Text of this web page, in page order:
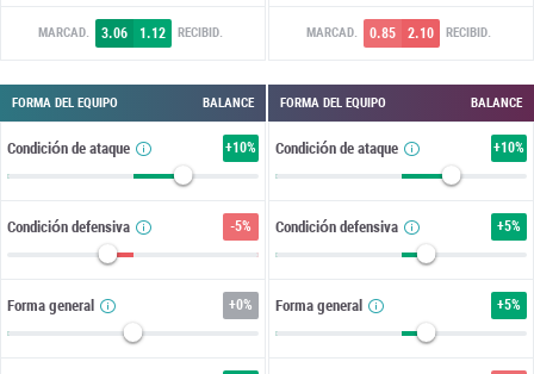
MARCAD. 3.06 1.12 RECIBID.
FORMA DEL EQUIPO BALANCE
Condición de ataque +10%
Condición defensiva -5%
Forma general +0%
MARCAD. 0.85 2.10 RECIBID.
FORMA DEL EQUIPO BALANCE
Condición de ataque +10%
Condición defensiva +5%
Forma general +5%